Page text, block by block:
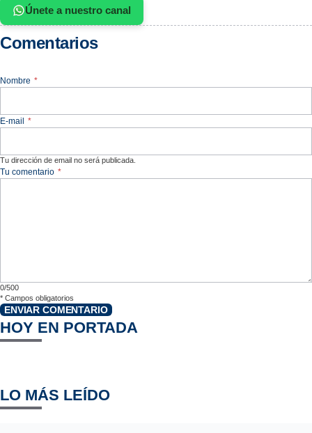
Únete a nuestro canal
Comentarios
Nombre *
E-mail *
Tu dirección de email no será publicada.
Tu comentario *
0/500
* Campos obligatorios
ENVIAR COMENTARIO
HOY EN PORTADA
LO MÁS LEÍDO